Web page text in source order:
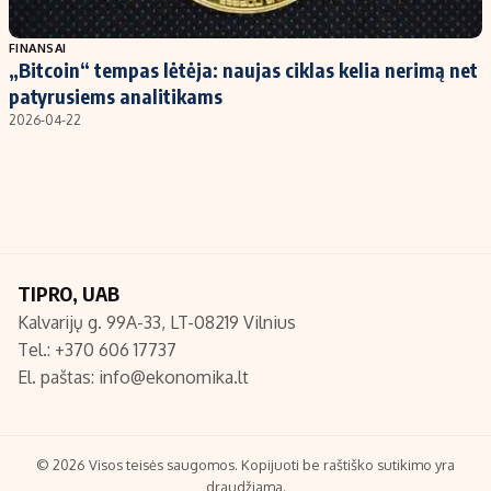
Populiarios temos
Investavimas
Akcijų rinka
Titulinis
Nedarbo išmokos skaičiuoklė
Redakcija
Turinio žymėjimo taisyklės
FINANSAI
„Bitcoin“ tempas lėtėja: naujas ciklas kelia nerimą net
patyrusiems analitikams
2026-04-22
TIPRO, UAB
Kalvarijų g. 99A-33, LT-08219 Vilnius
Tel.: +370 606 17737
El. paštas: info@ekonomika.lt
© 2026 Visos teisės saugomos. Kopijuoti be raštiško sutikimo yra
draudžiama.